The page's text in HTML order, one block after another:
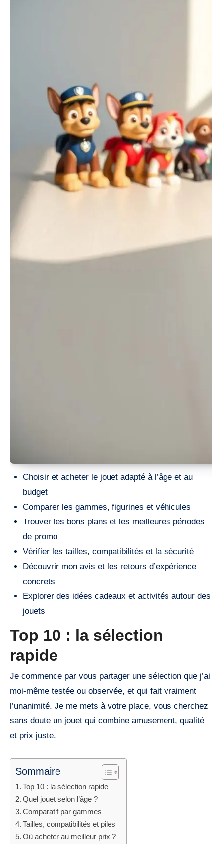
Choisir et acheter le jouet adapté à l’âge et au
budget
Comparer les gammes, figurines et véhicules
Trouver les bons plans et les meilleures périodes
de promo
Vérifier les tailles, compatibilités et la sécurité
Découvrir mon avis et les retours d’expérience
concrets
Explorer des idées cadeaux et activités autour des
jouets
Top 10 : la sélection
rapide
Je commence par vous partager une sélection que j’ai
moi-même testée ou observée, et qui fait vraiment
l’unanimité. Je me mets à votre place, vous cherchez
sans doute un jouet qui combine amusement, qualité
et prix juste.
Sommaire
Top 10 : la sélection rapide
Quel jouet selon l’âge ?
Comparatif par gammes
Tailles, compatibilités et piles
Où acheter au meilleur prix ?